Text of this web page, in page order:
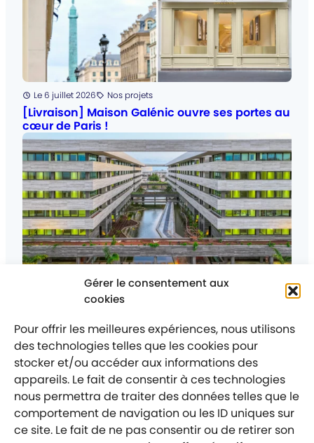
Gérer le consentement aux
cookies
Pour offrir les meilleures expériences, nous utilisons
des technologies telles que les cookies pour
stocker et/ou accéder aux informations des
appareils. Le fait de consentir à ces technologies
nous permettra de traiter des données telles que le
comportement de navigation ou les ID uniques sur
ce site. Le fait de ne pas consentir ou de retirer son
Posté
Le 6 juillet 2026Catégorie
:
Nos projets
[Livraison] Maison Galénic ouvre ses portes au
cœur de Paris !
Le 25 juin 2026Catégorie
Nos projets
elle change le visage du Bénin.
Mentions légales
Politique de confidentialité